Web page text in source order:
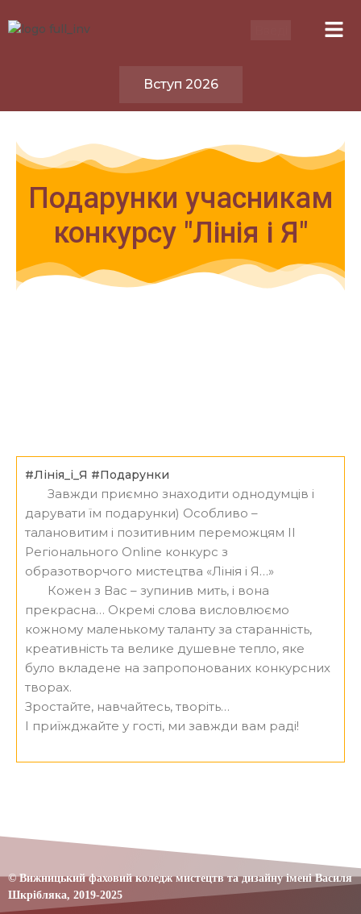
Вступ 2026
Подарунки учасникам
конкурсу "Лінія і Я"
#Лінія_і_Я #Подарунки
Завжди приємно знаходити однодумців і
дарувати їм подарунки) Особливо –
талановитим і позитивним переможцям ІІ
Регіонального Online конкурс з
образотворчого мистецтва «Лінія і Я…»
Кожен з Вас – зупинив мить, і вона
прекрасна… Окремі слова висловлюємо
кожному маленькому таланту за старанність,
креативність та велике душевне тепло, яке
було вкладене на запропонованих конкурсних
творах.
Зростайте, навчайтесь, творіть…
І приїжджайте у гості, ми завжди вам раді!
© Вижницький фаховий коледж мистецтв та дизайну імені Василя
Шкрібляка, 2019-2025